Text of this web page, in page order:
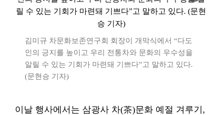
김미규 차문화보존연구회 회장이 개막식에서 “다도
인의 긍지를 높이고 우리 전통차와 문화의 우수성을
알릴 수 있는 기회가 마련돼 기쁘다”고 말하고 있다.
(문현승 기자)
이날 행사에서는 삼광사 차(茶)문화 예절 겨루기,